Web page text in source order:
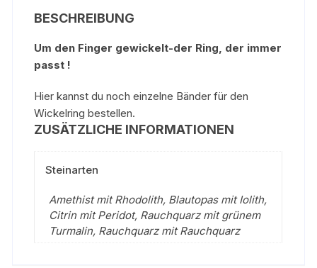
BESCHREIBUNG
Um den Finger gewickelt-der Ring, der immer
passt !
Hier kannst du noch einzelne Bänder für den
Wickelring bestellen.
ZUSÄTZLICHE INFORMATIONEN
Steinarten
Amethist mit Rhodolith, Blautopas mit Iolith,
Citrin mit Peridot, Rauchquarz mit grünem
Turmalin, Rauchquarz mit Rauchquarz